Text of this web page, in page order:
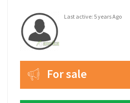
Last active: 5 years Ago
For sale